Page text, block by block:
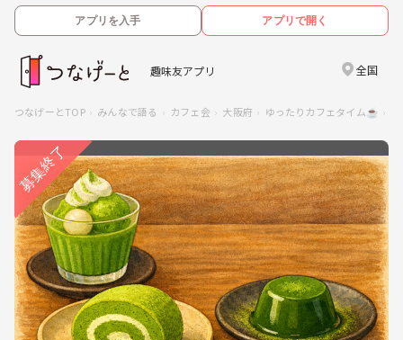
アプリを入手 アプリで開く
趣味友アプリ 全国
つなげーとTOP みんなで語る カフェ会 大阪府 ゆったりカフェタイム☕